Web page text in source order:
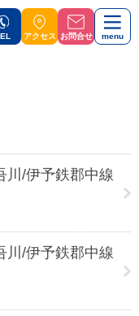
アクセス お問合せ menu
川/伊予鉄郡中線
川/伊予鉄郡中線